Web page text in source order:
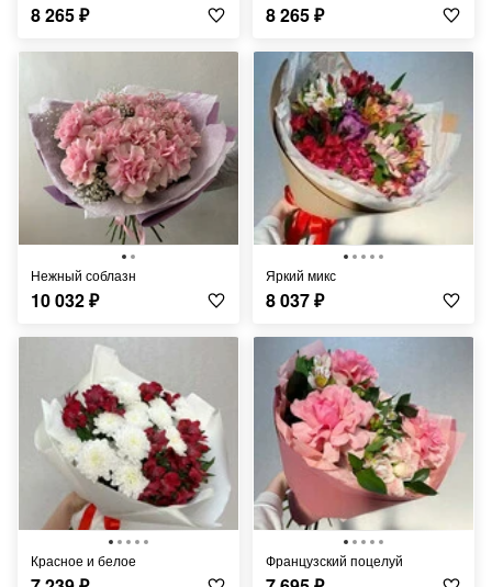
8 265₽ 8 265₽
Нежный соблазн
10 032₽
Яркий микс
8 037₽
Красное и белое Французский поцелуй